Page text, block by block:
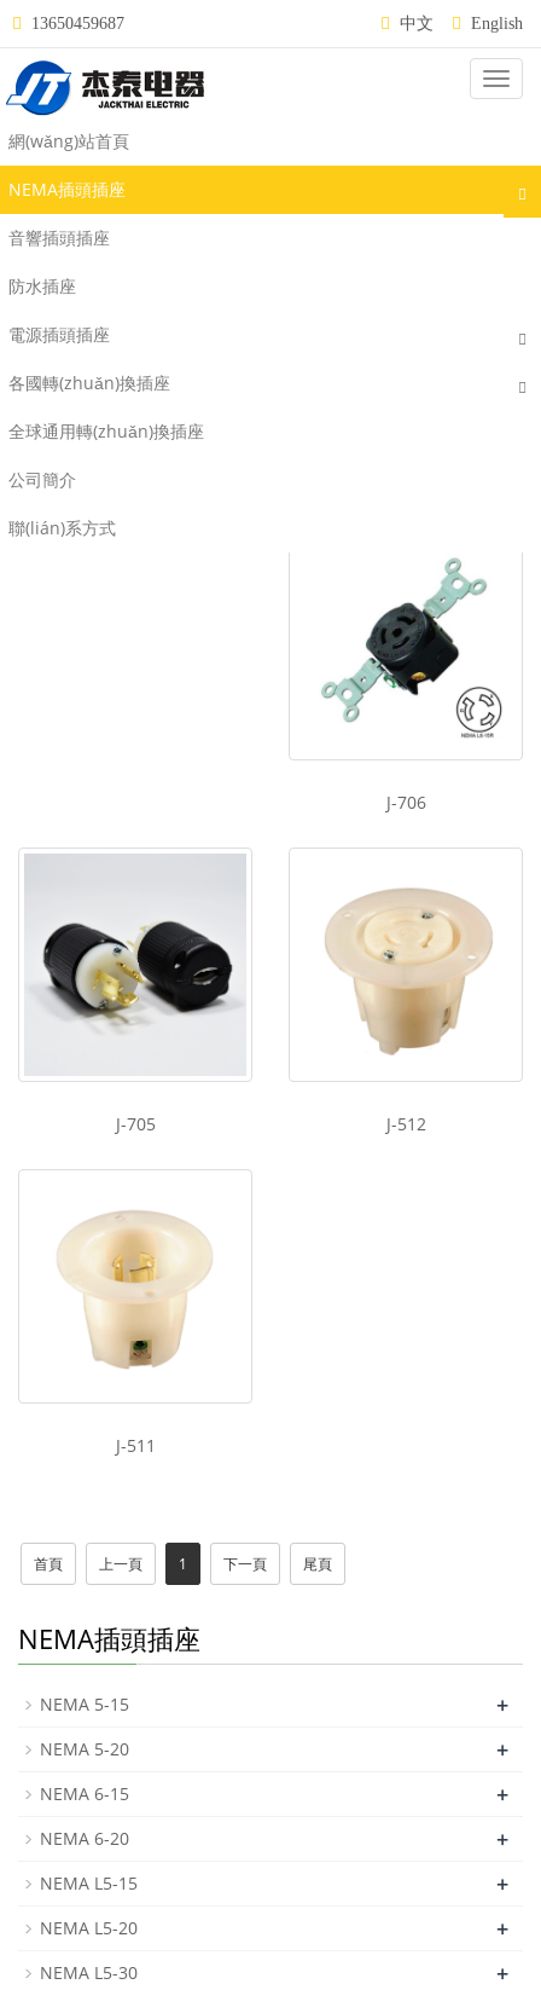
13650459687 中文 English
網(wǎng)站首頁
NEMA插頭插座
音響插頭插座
防水插座
電源插頭插座
各國轉(zhuǎn)換插座
全球通用轉(zhuǎn)換插座
公司簡介
聯(lián)系方式
NEMA L6-15
J-706
J-705 J-512
J-511
首頁 上一頁 1 下一頁 尾頁
NEMA插頭插座
NEMA 5-15 +
NEMA 5-20 +
NEMA 6-15 +
NEMA 6-20 +
NEMA L5-15 +
NEMA L5-20 +
NEMA L5-30 +